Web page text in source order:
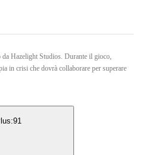
Hazelight Studios. Durante il gioco,
in crisi che dovrà collaborare per superare
91